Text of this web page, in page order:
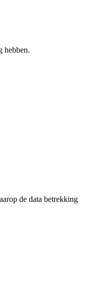
hebben.
de data betrekking